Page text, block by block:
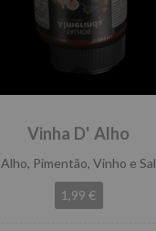
Vinha D' Alho
Alho, Pimentão, Vinho e Sal
1,99 €